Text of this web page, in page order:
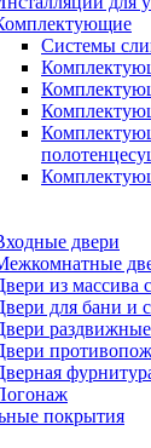
Системы
двери
из массива
для бани и
раздвижные
покрытия